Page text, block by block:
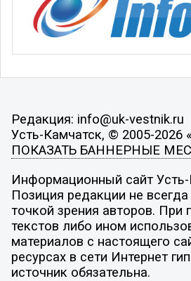
Редакция: info@uk-vestnik.ru
Усть-Камчатск, © 2005-2026
ПОКАЗАТЬ БАННЕРНЫЕ
Информационный сайт Усть-
Позиция редакции не
точкой зрения авторов. При
текстов либо ином
материалов с настоящего
ресурсах в сети Интернет
источник обязательна.